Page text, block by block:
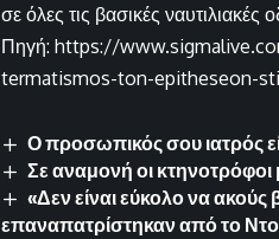
σε όλες τις βασικές ναυτιλιακές
Πηγή: https://
termatismos-ton-epitheseon-
Ο προσωπικός σου ιατρός
Σε αναμονή οι
«Δεν είναι εύκολο να
επαναπατρίστηκαν από το